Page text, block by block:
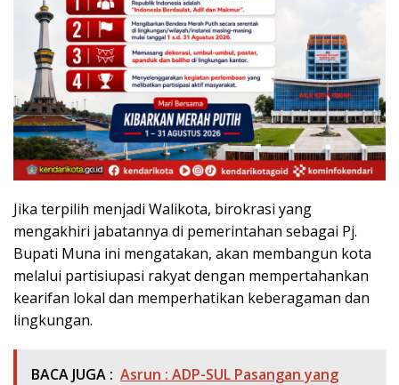
Jika terpilih menjadi Walikota, birokrasi yang
mengakhiri jabatannya di pemerintahan sebagai Pj.
Bupati Muna ini mengatakan, akan membangun kota
melalui partisiupasi rakyat dengan mempertahankan
kearifan lokal dan memperhatikan keberagaman dan
lingkungan.
BACA JUGA : Asrun : ADP-SUL Pasangan yang